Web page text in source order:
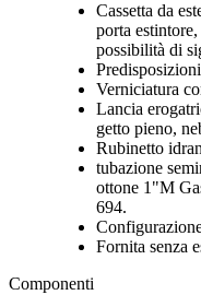
Cassetta da
porta
possibilità di
Verniciatura
Lancia
getto pieno,
Rubinetto
tubazione
ottone 1"M
694.
Fornita senza
Componenti